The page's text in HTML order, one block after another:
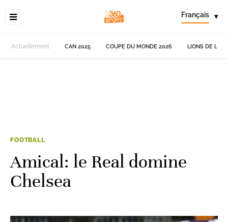
Français ▾
Actuellement CAN 2025 COUPE DU MONDE 2026 LIONS DE
FOOTBALL
Amical: le Real domine
Chelsea